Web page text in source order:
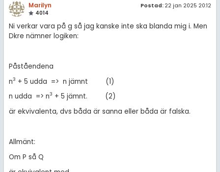
Marilyn
4014
Postad: 22 jan 2025 20:12
Ni verkar vara på g så jag kanske inte ska blanda mig i. Men
Dkre nämner logiken:
Påståendena
n3 + 5 udda => n jämnt (1)
n udda => n3 + 5 jämnt. (2)
är ekvivalenta, dvs båda är sanna eller båda är falska.
Allmänt:
Om P så Q